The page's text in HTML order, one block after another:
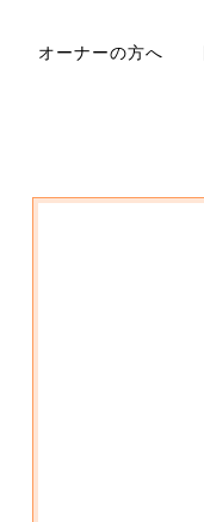
オーナーの方へ